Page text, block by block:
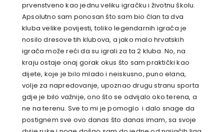
prvenstveno kao jednu veliku igračku i životnu školu.
Apsolutno sam ponosan što sam bio član ta dva
kluba velike povijesti, toliko legendarnih igrača je
nosilo dresove tih klubova, a jako malo hrvatskih
igrača može reći da su igrali za ta 2 kluba. No, na
kraju ostaje onaj gorak okus što sam praktički kao
dijete, koje je bilo mlado i neiskusno, puno elana,
volje za napredovanje, upoznao drugu stranu sporta
gdje je bilo važnije, ono što se odvijalo oko terena, a
ne na terenu. Sve to mi je pomoglo i dalo snage da
postignem sve ovo danas što danas imam, sa svoje